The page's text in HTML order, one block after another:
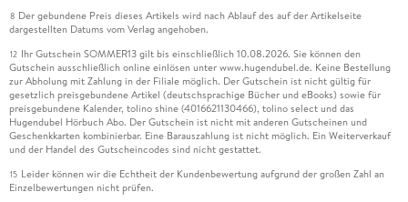
8 Der gebundene Preis dieses Artikels wird nach Ablauf des auf der Artikelseite
dargestellten Datums vom Verlag angehoben.
12 Ihr Gutschein SOMMER13 gilt bis einschließlich 10.08.2026. Sie können den
Gutschein ausschließlich online einlösen unter www.hugendubel.de. Keine Bestellung
zur Abholung mit Zahlung in der Filiale möglich. Der Gutschein ist nicht gültig für
gesetzlich preisgebundene Artikel (deutschsprachige Bücher und eBooks) sowie für
preisgebundene Kalender, tolino shine (4016621130466), tolino select und das
Hugendubel Hörbuch Abo. Der Gutschein ist nicht mit anderen Gutscheinen und
Geschenkkarten kombinierbar. Eine Barauszahlung ist nicht möglich. Ein Weiterverkauf
und der Handel des Gutscheincodes sind nicht gestattet.
15 Leider können wir die Echtheit der Kundenbewertung aufgrund der großen Zahl an
Einzelbewertungen nicht prüfen.